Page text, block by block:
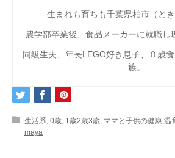
生まれも育ちも千葉県柏市（とき
農学部卒業後、食品メーカーに就職し
同級生夫、年長LEGO好き息子、０歳
族。
生活系, 0歳, 1歳2歳3歳, ママと子供の健康,温
maya